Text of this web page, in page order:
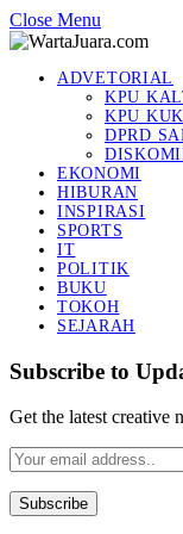
Close Menu
ADVETORIAL
KPU
KPU
DPRD
EKONOMI
HIBURAN
INSPIRASI
SPORTS
IT
POLITIK
BUKU
TOKOH
SEJARAH
Subscribe to
Get the latest creative